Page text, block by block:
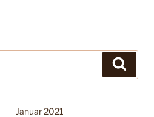
Januar 2021